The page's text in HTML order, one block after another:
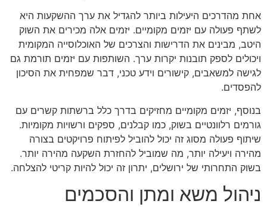
אחת מהדרכים היעילות ביותר להגדיל את ערך ההשקעות היא
לשתף פעולה עם יזמים מקומיים. יזמים אלה מכירים את השוק
היטב, מבינים את הדרישות והצרכים של האוכלוסייה המקומית
ויכולים לספק תובנות יקרות ערך. השותפות עם יזמים תורמת גם
לגישה למשאבים, קישורים וידע טכני, דבר שמפחית את הסיכון
להפסדים.
בנוסף, יזמים מקומיים מחזיקים בדרך כלל ברשתות קשרים עם
גורמים רלוונטיים בשוק, כמו קבלנים, ספקים ורשויות מקומיות.
שיתוף פעולה מסוג זה יכול להוביל לפיתוח פרויקטים בצורה
מהירה ויעילה יותר, מה שמוביל להחזרת השקעה מהירה יותר.
בשוק התחרותי של ירושלים, יתרון זה יכול להיות קריטי להצלחה.
ניהול משא ומתן והסכמים